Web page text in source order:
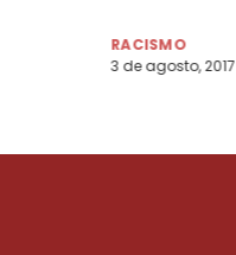
RACISMO
3 de agosto, 2017